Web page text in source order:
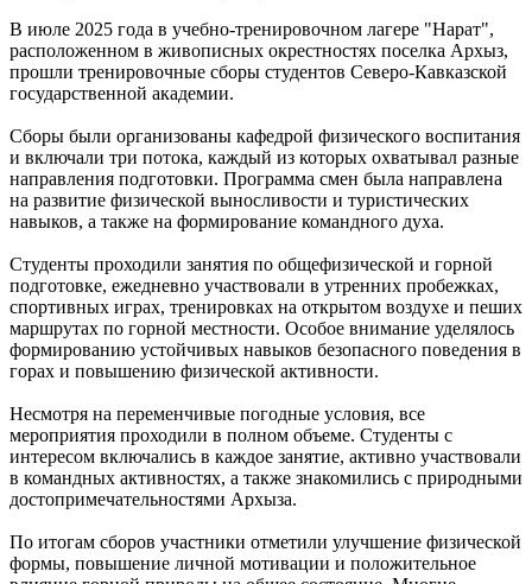
В июле 2025 года в учебно-тренировочном лагере "Нарат",
расположенном в живописных окрестностях поселка Архыз,
прошли тренировочные сборы студентов Северо-Кавказской
государственной академии.
Сборы были организованы кафедрой физического воспитания
и включали три потока, каждый из которых охватывал разные
направления подготовки. Программа смен была направлена
на развитие физической выносливости и туристических
навыков, а также на формирование командного духа.
Студенты проходили занятия по общефизической и горной
подготовке, ежедневно участвовали в утренних пробежках,
спортивных играх, тренировках на открытом воздухе и пеших
маршрутах по горной местности. Особое внимание уделялось
формированию устойчивых навыков безопасного поведения в
горах и повышению физической активности.
Несмотря на переменчивые погодные условия, все
мероприятия проходили в полном объеме. Студенты с
интересом включались в каждое занятие, активно участвовали
в командных активностях, а также знакомились с природными
достопримечательностями Архыза.
По итогам сборов участники отметили улучшение физической
формы, повышение личной мотивации и положительное